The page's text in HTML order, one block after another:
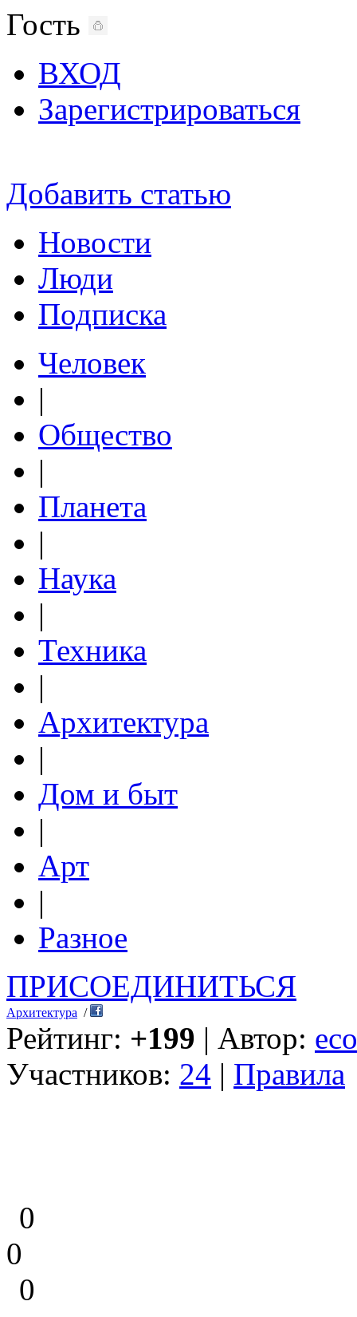
Гость
ВХОД
Зарегистрироваться
Добавить статью
Новости
Люди
Подписка
Человек
|
Общество
|
Планета
|
Наука
|
Техника
|
Архитектура
|
Дом и быт
|
Арт
|
Разное
ПРИСОЕДИНИТЬСЯ
Архитектура /
Рейтинг: +199 | Автор:
Участников: 24 | Правила
0
0
0